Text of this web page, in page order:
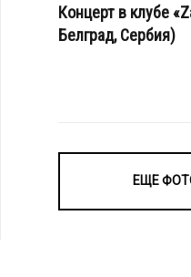
Концерт в клубе
Белград, Сербия)
ЕЩЕ